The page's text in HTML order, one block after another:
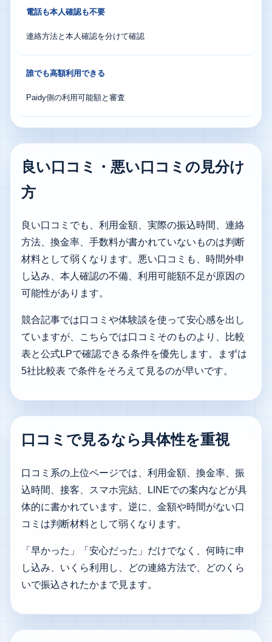
電話も本人確認も不要
連絡方法と本人確認を分けて確認
誰でも高額利用できる
Paidy側の利用可能額と審査
良い口コミ・悪い口コミの見分け
方
良い口コミでも、利用金額、実際の振込時間、連絡
方法、換金率、手数料が書かれていないものは判断
材料として弱くなります。悪い口コミも、時間外申
し込み、本人確認の不備、利用可能額不足が原因の
可能性があります。
競合記事では口コミや体験談を使って安心感を出し
ていますが、こちらでは口コミそのものより、比較
表と公式LPで確認できる条件を優先します。まずは
5社比較表 で条件をそろえて見るのが早いです。
口コミで見るなら具体性を重視
口コミ系の上位ページでは、利用金額、換金率、振
込時間、接客、スマホ完結、LINEでの案内などが具
体的に書かれています。逆に、金額や時間がない口
コミは判断材料として弱くなります。
「早かった」「安心だった」だけでなく、何時に申
し込み、いくら利用し、どの連絡方法で、どのくら
いで振込されたかまで見ます。